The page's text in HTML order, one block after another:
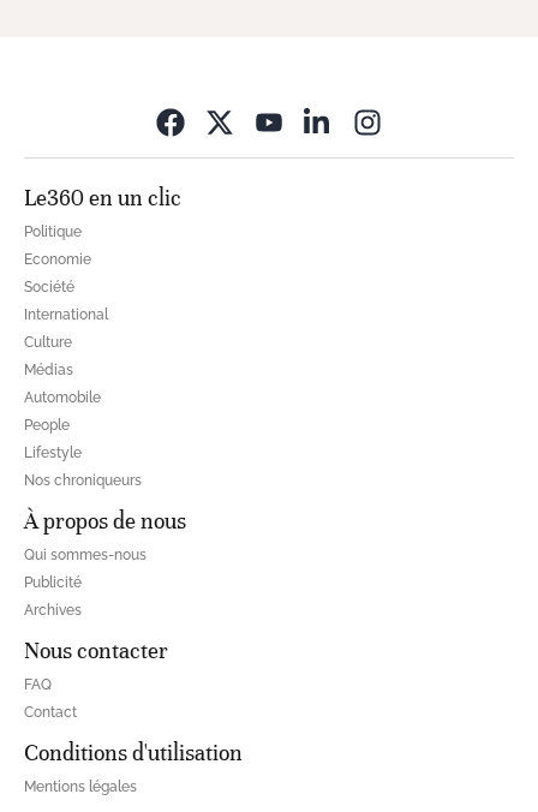
Le360 en un clic
Politique
Economie
Société
International
Culture
Médias
Automobile
People
Lifestyle
Nos chroniqueurs
À propos de nous
Qui sommes-nous
Publicité
Archives
Nous contacter
FAQ
Contact
Conditions d'utilisation
Mentions légales